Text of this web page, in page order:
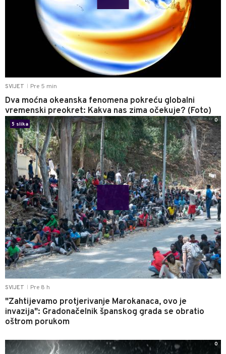
SVIJET Pre 5 min
Dva moćna okeanska fenomena pokreću globalni
vremenski preokret: Kakva nas zima očekuje? (Foto)
SVIJET Pre 8 h
"Zahtijevamo protjerivanje Marokanaca, ovo je
invazija": Gradonačelnik španskog grada se obratio
oštrom porukom
5 slika
0
0